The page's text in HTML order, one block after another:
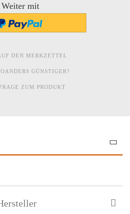
Weiter mit
DEN MERKZETTEL
GÜNSTIGER?
FRAGE ZUM PRODUKT